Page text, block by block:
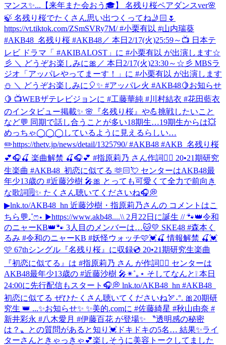
マンス✨... 【来年また会おう🎓】 名残り桜ペアダンスver🌸
🍃 名残り桜でたくさん思い出つくってね🤳🏻🌷
https://vt.tiktok.com/ZSmSVRy7M/ #小栗有以 #山内瑞葵
#AKB48_名残り桜 #AKB48／ 本日2/17(火)25:59～📺 日本テ
レビ ドラマ「 #AKIBALOST」に #小栗有以 が出演します☆
彡 ＼ どうぞお楽しみに🎀 ／ 本日2/17(火)23:30～☆彡 MBSラ
ジオ「アッパレやってまーす！」に #小栗有以 が出演します
⛄ ＼ どうぞお楽しみに🎈✨ #アッパレ火 #AKB48🍋お知らせ
🍋 📺WEBザテレビジョンに #工藤華純 #川村結衣 #花田藍衣
のインタビュー掲載✨ 🌸『名残り桜』や💪挑戦したいこと
など💬 同期で話し合うことが多い18期生…19期生からは💥
めっちゃ◯◯◯しているように見えるらしい…
✏️https://thetv.jp/news/detail/1325790/ #AKB48 #AKB_名残り桜
💕🎧🍒 楽曲解禁 🍒🎧💕 #指原莉乃 さん作詞✍🏻 20•21期研究
生楽曲 #AKB48_初恋に似てる 🫶🏻💘 センターはAKB48最
年少13歳の #近藤沙樹 🎤🎀 とっても可愛くて全力で前向き
な歌詞🗒️✨ たくさん聴いてくださいね🎧💭
▶︎lnk.to/AKB48_hn 近藤沙樹・指原莉乃さんの コメントはこ
ちら💬₊˚ෆ⋆ ▶︎https://www.akb48....\\ 2月22日に誕生 // 🐾👑令和
のニャーKB👑🐾 3人目のメンバーは…🐱💛 SKE48 #森本く
るみ #令和のニャーKB #妖怪ウォッチ🩷💓🍒 情報解禁 🍒💓
🩷 67thシングル『名残り桜』に収録💿 20•21期研究生楽曲
『初恋に似てる』は #指原莉乃 さん が作詞✍🏻 センターは
AKB48最年少13歳の #近藤沙樹 🎤✴︎˚｡⋆ そしてなんと❕ 本日
24:00に先行配信もスタート🎧💭 lnk.to/AKB48_hn #AKB48_
初恋に似てる ぜひたくさん聴いてくださいね🏹˖°. 🎀20期研
究生 👑 ...✨お知らせ✨ ✨美的.comに #佐藤綺星 #秋山由奈 #
新井彩永 #八木愛月 #伊藤百花 が登場✨ 〝透明感の秘密
は？〟との質問があると知り💓ドキドキの5名… 結果✨ライ
ターさんときゃっきゃ💕楽しそうに美容トークしてました